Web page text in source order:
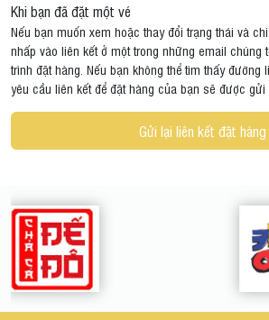
Khi bạn đã đặt một vé
Nếu bạn muốn xem hoặc thay đổi trạng thái và
nhấp vào liên kết ở một trong những email chúng
trình đặt hàng. Nếu bạn không thể tìm thấy đường
yêu cầu liên kết để đặt hàng của bạn sẽ được gửi
Gửi lại liên kết đặt hàng